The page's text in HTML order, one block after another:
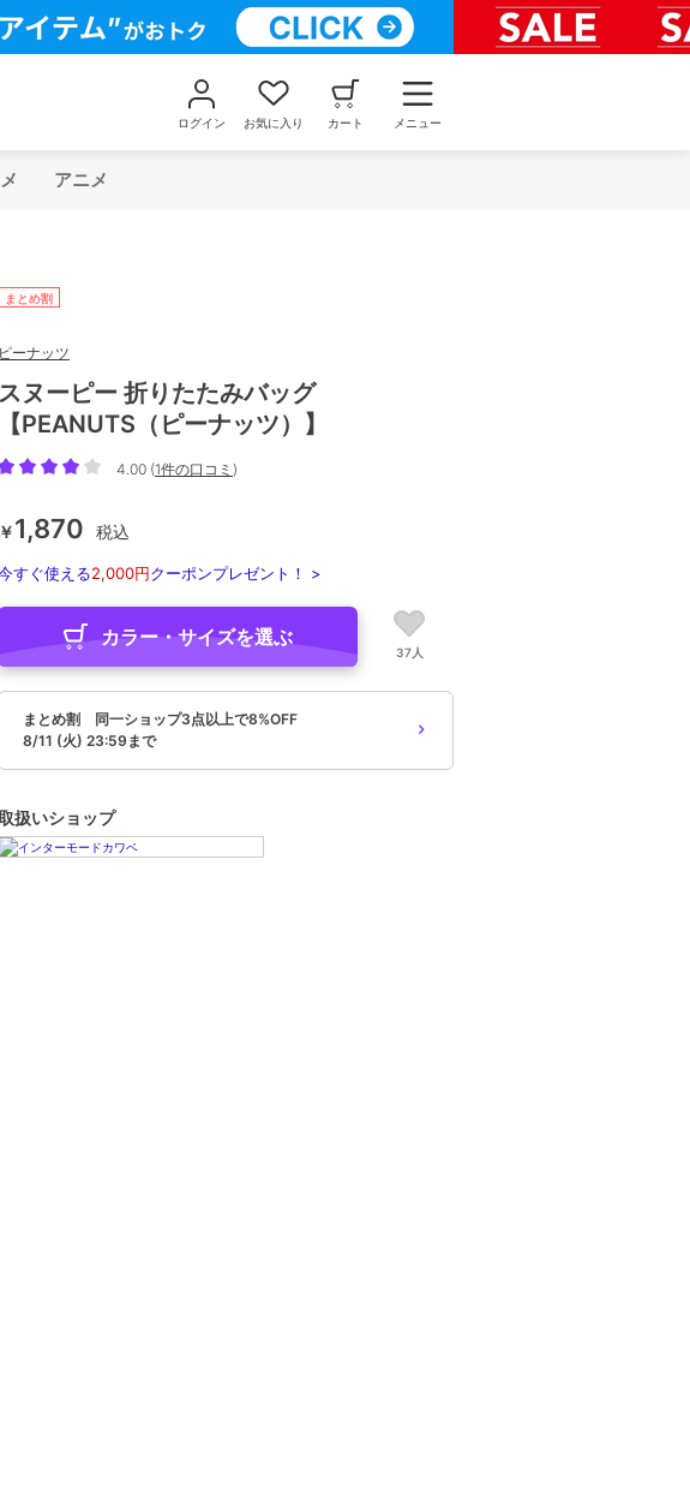
ログイン お気に入り カート メニュー
アニメ
まとめ割
ピーナッツ
スヌーピー 折りたたみバッグ
【PEANUTS（ピーナッツ）】
4.00 (1件の口コミ )
￥1,870 税込
すぐ使える2,000円クーポンプレゼント！ >
カラー・サイズを選ぶ
37人
まとめ割 同一ショップ3点以上で8%OFF
8/11 (火) 23:59まで
扱いショップ